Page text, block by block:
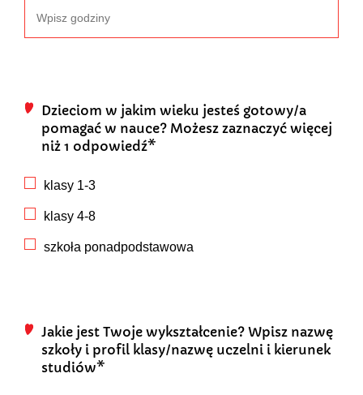
Dzieciom w jakim wieku jesteś gotowy/a
pomagać w nauce? Możesz zaznaczyć więcej
niż 1 odpowiedź*
klasy 1-3
klasy 4-8
szkoła ponadpodstawowa
Jakie jest Twoje wykształcenie? Wpisz nazwę
szkoły i profil klasy/nazwę uczelni i kierunek
studiów*